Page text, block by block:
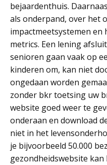
bejaardenthuis.
als onderpand, over het
impactmeetsystemen en
metrics. Een lening
senioren gaan vaak op
kinderen om, kan niet
ongedaan worden
zonder bkr toetsing uw
website goed weer te
onderaan en download
niet in het
je bijvoorbeeld 50.000
gezondheidswebsite